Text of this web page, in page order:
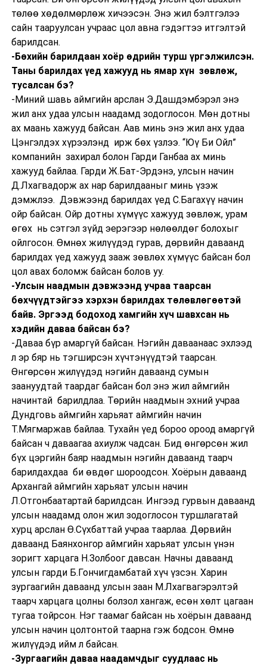
төлөө хөдөлмөрлөж хичээсэн. Энэ жил бэлтгэлээ
сайн тааруулсан учраас цол авна гэдэгтээ итгэлтэй
барилдсан.
-Бөхийн барилдаан хоёр өдрийн турш үргэлжилсэн.
Таны барилдах үед хажууд нь ямар хүн зөвлөж,
тусалсан бэ?
-Миний шавь аймгийн арслан Э.Дашдэмбэрэл энэ
жил анх удаа улсын наадамд зодоглосон. Мөн дотны
ах маань хажууд байсан. Аав минь энэ жил анх удаа
Цэнгэлдэх хүрээлэнд ирж бөх үзлээ. “Юү Би Ойл”
компанийн захирал болон Гарди Ганбаа ах минь
хажууд байлаа. Гарди Ж.Бат-Эрдэнэ, улсын начин
Д.Лхагвадорж ах нар барилдааныг минь үзэж
дэмжлээ. Дэвжээнд барилдах үед С.Багахүү начин
ойр байсан. Ойр дотны хүмүүс хажууд зөвлөж, урам
өгөх нь сэтгэл зүйд эерэгээр нөлөөлдөг болохыг
ойлгосон. Өмнөх жилүүдэд гурав, дөрвийн даваанд
барилдах үед хажууд зааж зөвлөх хүмүүс байсан бол
цол авах боломж байсан болов уу.
-Улсын наадмын дэвжээнд учраа таарсан
бөхчүүдтэйгээ хэрхэн барилдах төлөвлөгөөтэй
байв. Эргээд бодоход хамгийн хүч шавхсан нь
хэдийн даваа байсан бэ?
-Даваа бүр амаргүй байсан. Нэгийн даваанаас эхлээд
л эр бяр нь тэгширсэн хүчтэнүүдтэй таарсан.
Өнгөрсөн жилүүдэд нэгийн даваанд сумын
заануудтай таардаг байсан бол энэ жил аймгийн
начинтай барилдлаа. Төрийн наадмын эхний учраа
Дундговь аймгийн харьяат аймгийн начин
Т.Мягмаржав байлаа. Тухайн үед бороо ороод амаргүй
байсан ч даваагаа ахиулж чадсан. Бид өнгөрсөн жил
бүх цэргийн баяр наадмын нэгийн даваанд таарч
барилдахдаа би өвдөг шороодсон. Хоёрын даваанд
Архангай аймгийн харьяат улсын начин
Л.Отгонбаатартай барилдсан. Ингээд гурвын даваанд
улсын наадамд олон жил зодоглосон туршлагатай
хурц арслан Ө.Сүхбаттай учраа таарлаа. Дөрвийн
даваанд Баянхонгор аймгийн харьяат улсын үнэн
зоригт харцага Н.Золбоог давсан. Начны даваанд
улсын гарди Б.Гончигдамбатай хүч үзсэн. Харин
зургаагийн даваанд улсын заан М.Лхагвагэрэлтэй
таарч харцага цолны болзол хангаж, есөн хөлт цагаан
тугаа тойрсон. Нэг таамаг байсан нь хоёрын даваанд
улсын начин цолтонтой таарна гэж бодсон. Өмнө
жилүүдэд ийм л байсан.
-Зургаагийн даваа наадамчдыг суудлаас нь